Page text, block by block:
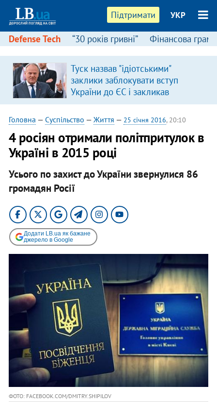
Підтримати УКР
Defense Tech “30 років гривні” Фінансова
Туск назвав "ідіотськими"
заклики заблокувати вступ
України до ЄС і закликав
припинити антиукраїнську
риторику
Головна — Суспільство — Життя — 25 січня 2016, 20:10
4 росіян отримали політпритулок в
Україні в 2015 році
Усього по захист до України звернулися 86
громадян Росії
Додати LB.ua як бажане
джерело в Google
ФОТО: FACEBOOK.COM/DMITRY.SHIPILOV